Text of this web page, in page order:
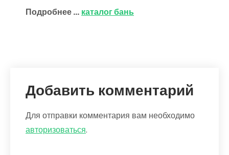
Подробнее … каталог бань
Добавить комментарий
Для отправки комментария вам необходимо
авторизоваться.